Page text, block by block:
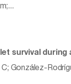
survival during
González-